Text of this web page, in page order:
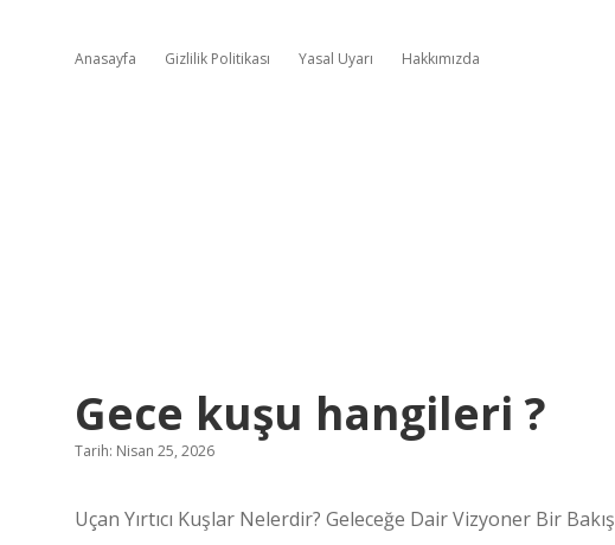
Anasayfa Gizlilik Politikası Yasal Uyarı Hakkımızda
Gece kuşu hangileri ?
Tarih: Nisan 25, 2026
Uçan Yırtıcı Kuşlar Nelerdir? Geleceğe Dair Vizyoner Bir Bakış